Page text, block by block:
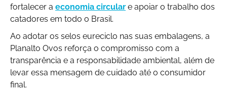
fortalecer a economia circular e apoiar o trabalho dos
catadores em todo o Brasil.
Ao adotar os selos eureciclo nas suas embalagens, a
Planalto Ovos reforça o compromisso com a
transparência e a responsabilidade ambiental, além de
levar essa mensagem de cuidado até o consumidor
final.